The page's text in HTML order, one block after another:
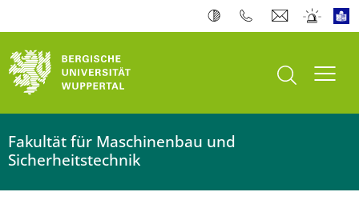
Suche öffnen
Fakultät für Maschinenbau und
Sicherheitstechnik